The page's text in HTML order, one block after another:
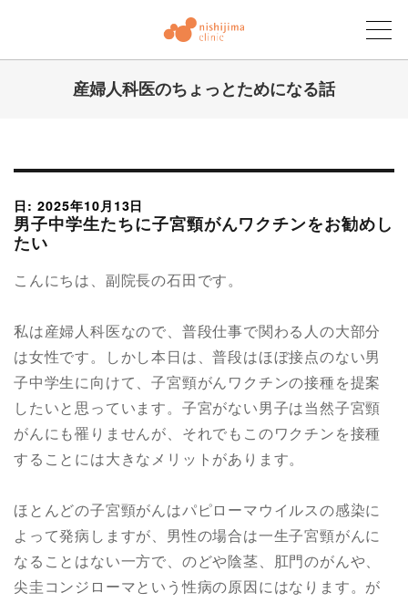
産婦人科医のちょっとためになる話
日: 2025年10月13日
男子中学生たちに子宮頸がんワクチンをお勧めし
たい
こんにちは、副院長の石田です。
私は産婦人科医なので、普段仕事で関わる人の大部分
は女性です。しかし本日は、普段はほぼ接点のない男
子中学生に向けて、子宮頸がんワクチンの接種を提案
したいと思っています。子宮がない男子は当然子宮頸
がんにも罹りませんが、それでもこのワクチンを接種
することには大きなメリットがあります。
ほとんどの子宮頸がんはパピローマウイルスの感染に
よって発病しますが、男性の場合は一生子宮頸がんに
なることはない一方で、のどや陰茎、肛門のがんや、
尖圭コンジローマという性病の原因にはなります。が